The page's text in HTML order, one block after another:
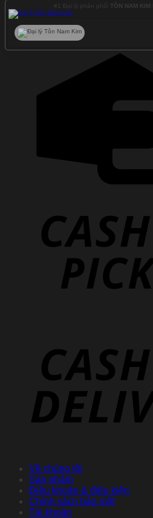
#1 Đại lý phân phối TÔN NAM KIM
Về chúng tôi
Sản phẩm
Điều khoản & điều kiện
Chính sách bảo mật
Tài khoản